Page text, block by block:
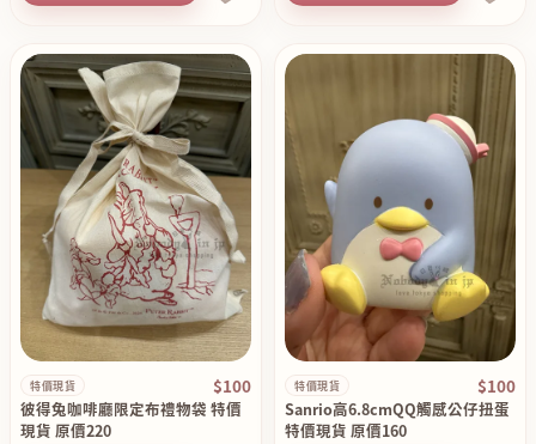
特價現貨 $100
彼得兔咖啡廳限定布禮物袋 特價
現貨 原價220
特價現貨 $100
Sanrio高6.8cmQQ觸感公仔扭蛋
特價現貨 原價160